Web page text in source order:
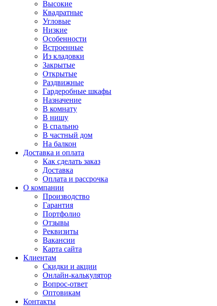
Высокие
Квадратные
Угловые
Низкие
Особенности
Встроенные
Из кладовки
Закрытые
Открытые
Раздвижные
Гардеробные шкафы
Назначение
В комнату
В нишу
В спальню
В частный дом
На балкон
Доставка и оплата
Как сделать заказ
Доставка
Оплата и рассрочка
О компании
Производство
Гарантия
Портфолио
Отзывы
Реквизиты
Вакансии
Карта сайта
Клиентам
Скидки и акции
Онлайн-калькулятор
Вопрос-ответ
Оптовикам
Контакты